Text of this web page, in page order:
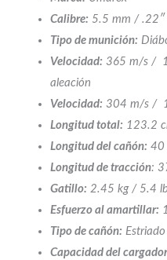
Calibre: 5.5 mm / .22″
Tipo de munición:
Velocidad: 365 m/s /
aleación
Velocidad: 304 m/s /
Longitud total: 123.2
Longitud del cañón: 40
Longitud de tracción:
Gatillo: 2.45 kg / 5.4
Esfuerzo al amartillar:
Tipo de cañón: Estriado
Capacidad del